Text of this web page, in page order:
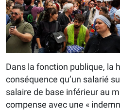
Dans la fonction publique, la
conséquence qu’un salarié
salaire de base inférieur au
compense avec une «